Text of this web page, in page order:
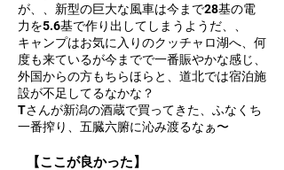
が、、新型の巨大な風車は今まで28基の電
力を5.6基で作り出してしまうようだ、、
キャンプはお気に入りのクッチャロ湖へ、何
度も来ているが今までで一番賑やかな感じ、
外国からの方もちらほらと、道北では宿泊施
設が不足してるなかな？
Tさんが新潟の酒蔵で買ってきた、ふなくち
一番搾り、五臓六腑に沁み渡るなぁ〜
【ここが良かった】